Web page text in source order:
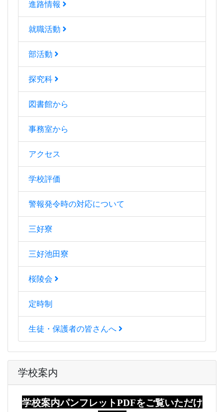
進路情報
就職活動
部活動
探究科
図書館から
事務室から
アクセス
学校評価
警報発令時の対応について
三好寮
三好池田寮
桜陵会
定時制
生徒・保護者の皆さんへ
学校案内
学校案内パンフレットPDFをご覧いただけ